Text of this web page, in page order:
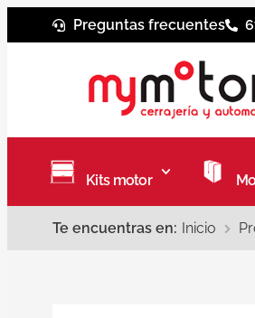
Preguntas frecuentes
Kits motor
Te encuentras en: Inicio